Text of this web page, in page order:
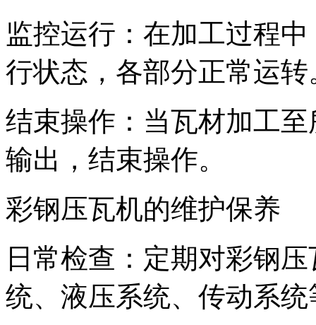
监控运行：在加工过程
行状态，各部分正常运转
结束操作：当瓦材加工
输出，结束操作。
彩钢压瓦机的维护保养
日常检查：定期对彩钢
统、液压系统、传动系